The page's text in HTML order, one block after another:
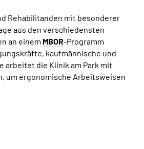
Rehabilitanden mit besonderer
aus den verschiedensten
an einem MBOR-Programm
kaufmännische und
arbeitet die Klinik am Park mit
, um ergonomische Arbeitsweisen